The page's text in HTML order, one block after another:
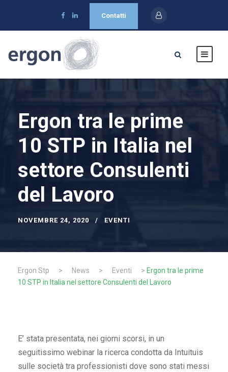
Contatti
Ergon tra le prime
10 STP in Italia nel
settore Consulenti
del Lavoro
NOVEMBRE 24, 2020 EVENTI
Ergon Stp > News > Eventi > Ergon tra le prime
10 STP in Italia nel settore Consulenti del Lavoro
E’ stata presentata, nei giorni scorsi, in un
seguitissimo webinar la ricerca condotta da Intuituis
sulle società tra professionisti dove sono stati messi